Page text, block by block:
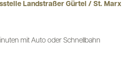
Landstraßer Gürtel / St. Marx
mit Auto oder Schnellbahn